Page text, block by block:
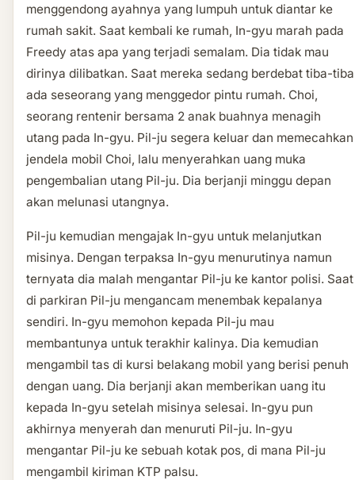
menggendong ayahnya yang lumpuh untuk diantar ke
rumah sakit. Saat kembali ke rumah, In-gyu marah pada
Freedy atas apa yang terjadi semalam. Dia tidak mau
dirinya dilibatkan. Saat mereka sedang berdebat tiba-tiba
ada seseorang yang menggedor pintu rumah. Choi,
seorang rentenir bersama 2 anak buahnya menagih
utang pada In-gyu. Pil-ju segera keluar dan memecahkan
jendela mobil Choi, lalu menyerahkan uang muka
pengembalian utang Pil-ju. Dia berjanji minggu depan
akan melunasi utangnya.
Pil-ju kemudian mengajak In-gyu untuk melanjutkan
misinya. Dengan terpaksa In-gyu menurutinya namun
ternyata dia malah mengantar Pil-ju ke kantor polisi. Saat
di parkiran Pil-ju mengancam menembak kepalanya
sendiri. In-gyu memohon kepada Pil-ju mau
membantunya untuk terakhir kalinya. Dia kemudian
mengambil tas di kursi belakang mobil yang berisi penuh
dengan uang. Dia berjanji akan memberikan uang itu
kepada In-gyu setelah misinya selesai. In-gyu pun
akhirnya menyerah dan menuruti Pil-ju. In-gyu
mengantar Pil-ju ke sebuah kotak pos, di mana Pil-ju
mengambil kiriman KTP palsu.